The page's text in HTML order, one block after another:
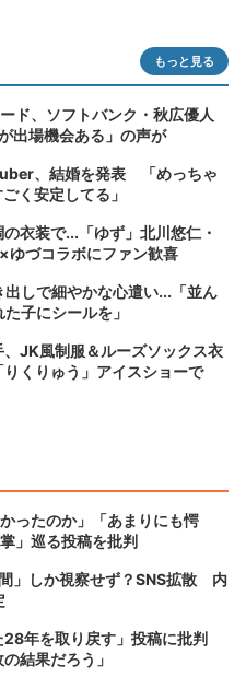
もっと見る
ド、ソフトバンク・秋広優人
出場機会ある」の声が
、結婚を発表 「めっちゃ
く安定してる」
衣装で...「ゆず」北川悠仁・
づコラボにファン歓喜
しで細やかな心遣い...「並ん
子にシールを」
、JK風制服＆ルーズソックス衣
くりゅう」アイスショーで
ったのか」「あまりにも愕
」巡る投稿を批判
」しか視察せず？SNS拡散 内
28年を取り戻す」投稿に批判
結果だろう」